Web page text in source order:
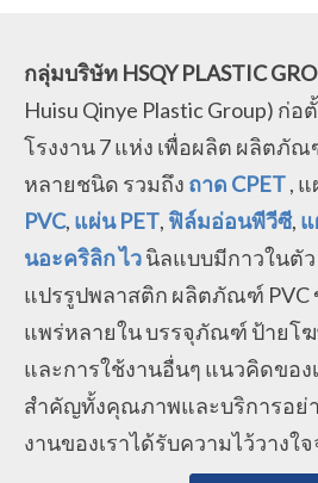
กลุ่มบริษัท HSQY PLASTIC
Huisu Qinye Plastic Group) ก่อ
โรงงาน 7 แห่ง เพื่อผลิต ผลิตภัณ
หลายชนิด รวมถึง ถาด CPET,
PVC, แผ่น PET, ฟิล์มอ่อนพีวีซี,
นอะคริลิก ไวนิลแบบมีกาวในตั
แปรรูปพลาสติก ผลิตภัณฑ์ PVC
แพร่หลายในบรรจุภัณฑ์ ป้ายโ
และการใช้งานอื่นๆ แนวคิดของ
สำคัญทั้งคุณภาพและบริการอย่า
งานของเราได้รับความไว้วางใ